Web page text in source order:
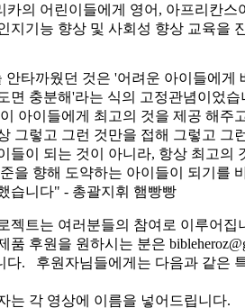
카의 어린이들에게 영어, 아프리칸스
지기능 향상 및 사회성 향상 교육을
안타까웠던 것은 '어려운 아이들에게
면 충분해'라는 식의 고정관념이었습
아이들에게 최고의 것을 제공 해주
그렇고 그런 것만을 접해 그렇고 그
들이 되는 것이 아니라, 항상 최고의
을 향해 도약하는 아이들이 되기를
습니다" - 총괄지휘 햄빵빵
젝트는 여러분들의 참여로 이루어집
품 후원을 원하시는 분은
다. 후원자님들에게는 다음과 같은
는 각 영상에 이름을 넣어드립니다.